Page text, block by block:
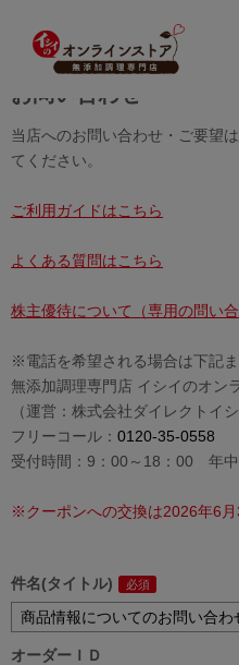
お問い合わせ
当店へのお問い合わせ・ご要望
てください。
ご利用ガイドはこちら
よくある質問はこちら
株主優待について（専用の問い
※電話を希望される場合は下記ま
無添加調理専門店 イシイのオン
（運営：株式会社ダイレクトイシ
フリーコール： 0120-35-0558
受付時間：9：00～18：00 年中
※クーポンへの交換は2026年6月
件名(タイトル)
オーダーＩＤ